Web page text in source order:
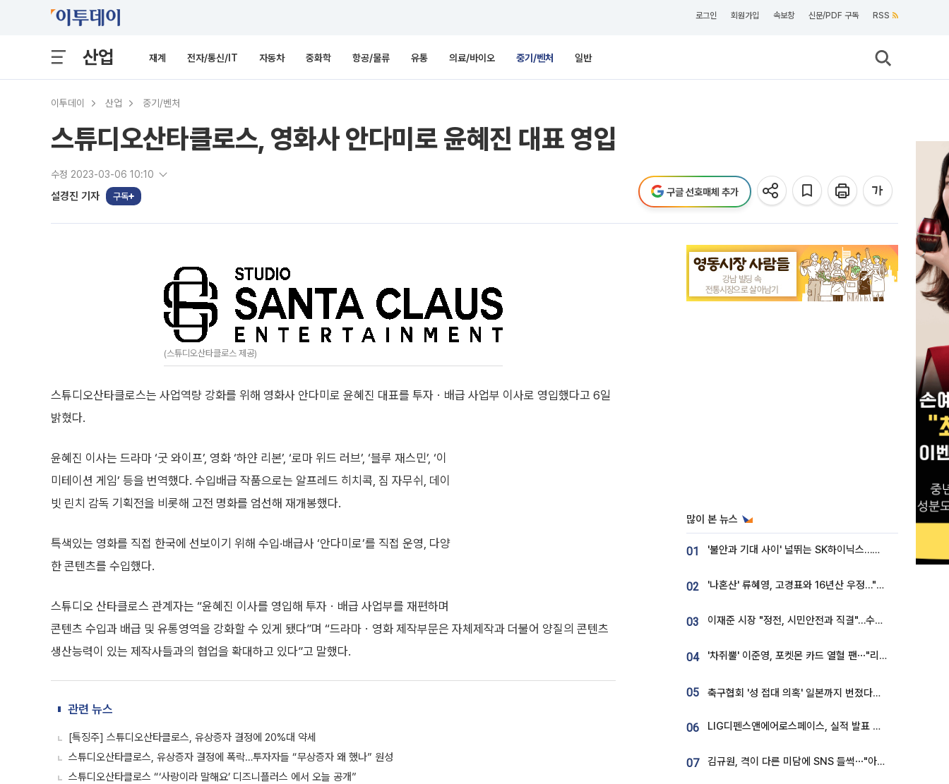
로그인 회원가입 속보창 신문/PDF 구독 RSS
산업 재계 전자/통신/IT 자동차 중화학 항공/물류 유통 의료/바이오 중기/벤처 일반
이투데이 산업 중기/벤처
스튜디오산타클로스, 영화사 안다미로 윤혜진 대표 영입
수정 2023-03-06 10:10
설경진 기자 구독 구글 선호매체 추가
(스튜디오산타클로스 제공)
스튜디오산타클로스는 사업역량 강화를 위해 영화사 안다미로 윤혜진 대표를 투자ㆍ배급 사업부 이사로 영입했다고 6일
밝혔다.
윤혜진 이사는 드라마 ‘굿 와이프’, 영화 ‘하얀 리본’, ‘로마 위드 러브’, ‘블루 재스민’, ‘이
미테이션 게임’ 등을 번역했다. 수입배급 작품으로는 알프레드 히치콕, 짐 자무쉬, 데이
빗 린치 감독 기획전을 비롯해 고전 명화를 엄선해 재개봉했다.
특색있는 영화를 직접 한국에 선보이기 위해 수입·배급사 ‘안다미로’를 직접 운영, 다양
한 콘텐츠를 수입했다.
스튜디오 산타클로스 관계자는 “윤혜진 이사를 영입해 투자ㆍ배급 사업부를 재편하며
콘텐츠 수입과 배급 및 유통영역을 강화할 수 있게 됐다”며 “드라마ㆍ영화 제작부문은 자체제작과 더불어 양질의 콘텐츠
생산능력이 있는 제작사들과의 협업을 확대하고 있다”고 말했다.
관련 뉴스
[특징주] 스튜디오산타클로스, 유상증자 결정에 20%대 약세
스튜디오산타클로스, 유상증자 결정에 폭락…투자자들 “무상증자 왜 했나” 원성
스튜디오산타클로스 “‘사랑이라 말해요’ 디즈니플러스 에서 오늘 공개”
많이 본 뉴스
01 '불안과 기대 사이' 널뛰는 SK하이닉스…증권가 "HBM4·LTA 기반 펀터멘털 견고"
02 '나혼산' 류혜영, 고경표와 16년산 우정…"자취방서 부모님과 마주쳐"
03 이재준 시장 "정전, 시민안전과 직결"…수원시 비상대응체계 가동
04 '차쥐뿔' 이준영, 포켓몬 카드 열혈 팬⋯"리셀러 처단할 것"
05 축구협회 '성 접대 의혹' 일본까지 번졌다…日 심판 실명 공개
06 LIG디펜스앤에어로스페이스, 실적 발표 후 급락→반등⋯증권가 “28년까지 튼튼”
07 김규원, 격이 다른 미담에 SNS 들썩⋯"아이 속옷 빨고 졸업식도 참석"